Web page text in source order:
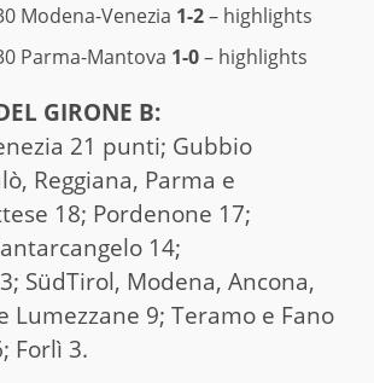
Modena-Venezia 1-2– highlights
Parma-Mantova 1-0– highlights
GIRONE B:
21 punti; Gubbio
Reggiana, Parma e
18; Pordenone 17;
14;
SüdTirol, Modena, Ancona,
Lumezzane 9; Teramo e Fano
Forlì 3.